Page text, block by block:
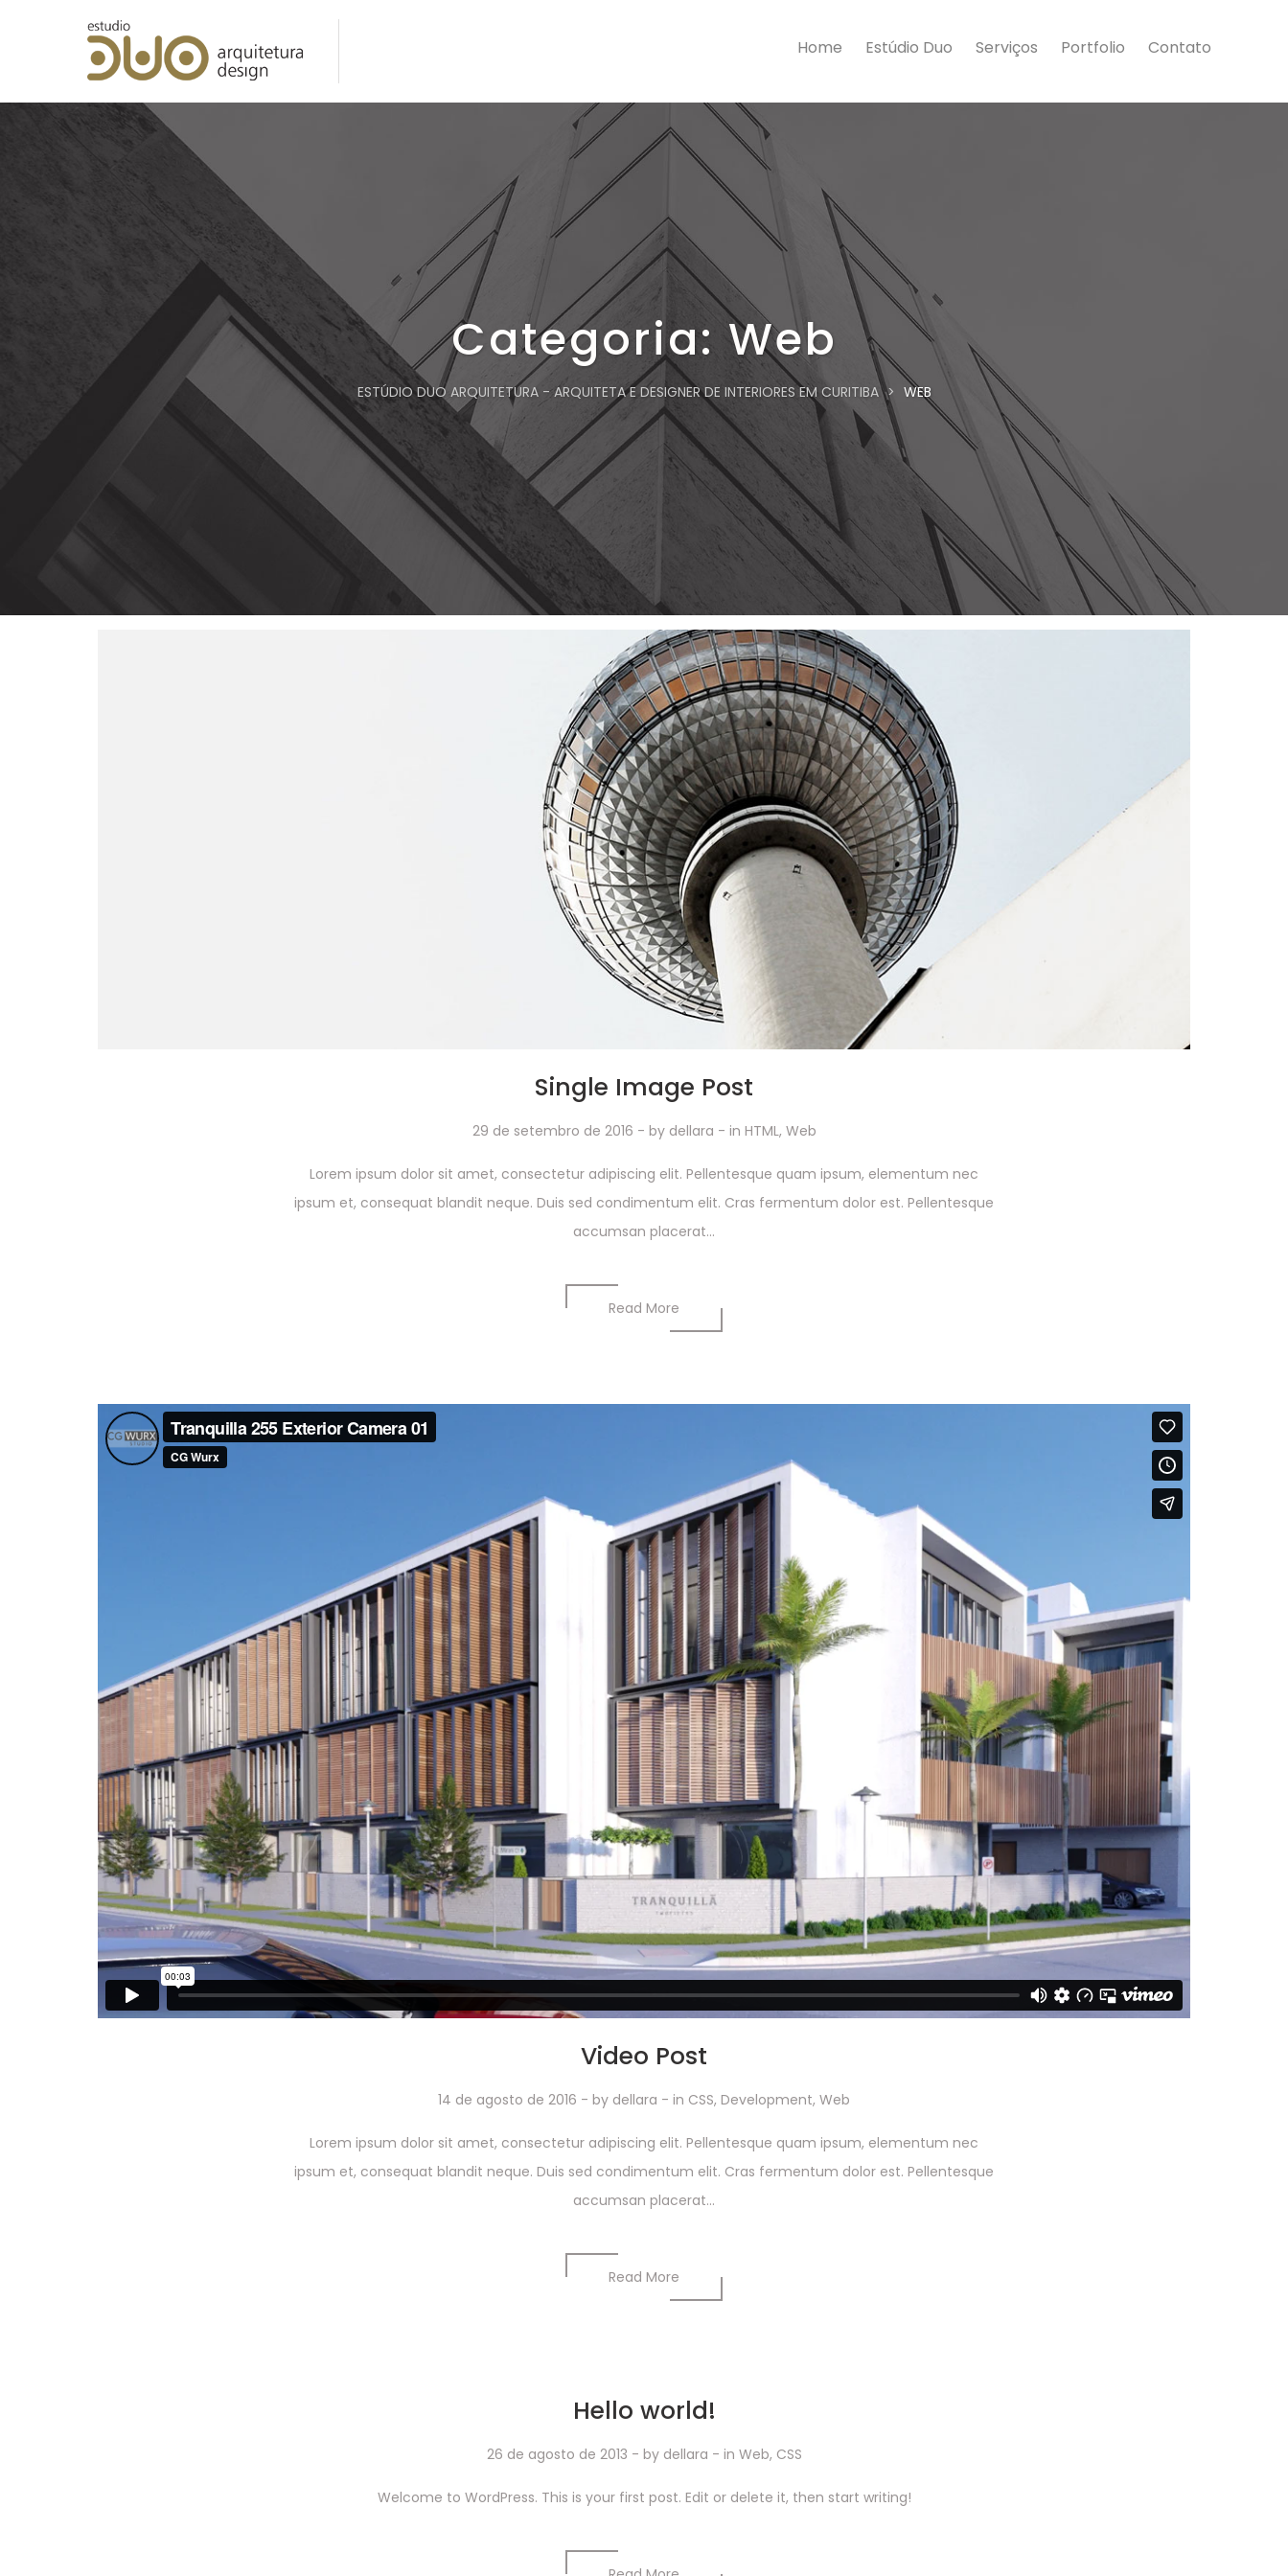
Home Estúdio Duo Serviços Portfolio Contato
Categoria: Web
ESTÚDIO DUO ARQUITETURA - ARQUITETA E DESIGNER DE INTERIORES EM CURITIBA > WEB
Single Image Post
29 de setembro de 2016 - by dellara - in HTML, Web
Lorem ipsum dolor sit amet, consectetur adipiscing elit. Pellentesque quam ipsum, elementum nec
ipsum et, consequat blandit neque. Duis sed condimentum elit. Cras fermentum dolor est. Pellentesque
accumsan placerat...
Read More
Video Post
14 de agosto de 2016 - by dellara - in CSS, Development, Web
Lorem ipsum dolor sit amet, consectetur adipiscing elit. Pellentesque quam ipsum, elementum nec
ipsum et, consequat blandit neque. Duis sed condimentum elit. Cras fermentum dolor est. Pellentesque
accumsan placerat...
Read More
Hello world!
26 de agosto de 2013 - by dellara - in Web, CSS
Welcome to WordPress. This is your first post. Edit or delete it, then start writing!